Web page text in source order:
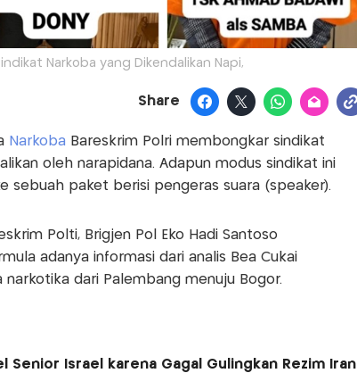
Narkoba yang Dikendalikan Napi,
Share
Narkoba Bareskrim Polri membongkar sindikat
oleh narapidana. Adapun modus sindikat ini
sebuah paket berisi pengeras suara (speaker).
Polti, Brigjen Pol Eko Hadi Santoso
adanya informasi dari analis Bea Cukai
dari Palembang menuju Bogor.
Senior Israel karena Gagal Gulingkan Rezim Iran